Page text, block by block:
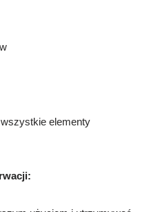
elementy